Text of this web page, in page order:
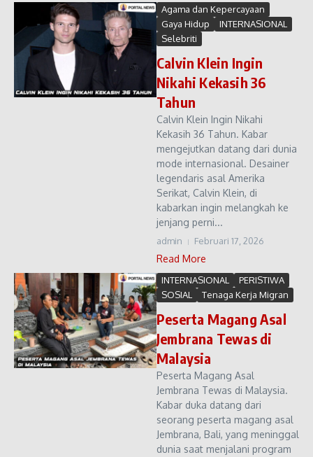
Agama dan Kepercayaan
Gaya Hidup
INTERNASIONAL
Selebriti
Calvin Klein Ingin
Nikahi Kekasih 36
Tahun
Calvin Klein Ingin Nikahi
Kekasih 36 Tahun. Kabar
mengejutkan datang dari dunia
mode internasional. Desainer
legendaris asal Amerika
Serikat, Calvin Klein, di
kabarkan ingin melangkah ke
jenjang perni...
admin Februari 17, 2026
Read More
INTERNASIONAL
PERISTIWA
SOSIAL
Tenaga Kerja Migran
Peserta Magang Asal
Jembrana Tewas di
Malaysia
Peserta Magang Asal
Jembrana Tewas di Malaysia.
Kabar duka datang dari
seorang peserta magang asal
Jembrana, Bali, yang meninggal
dunia saat menjalani program